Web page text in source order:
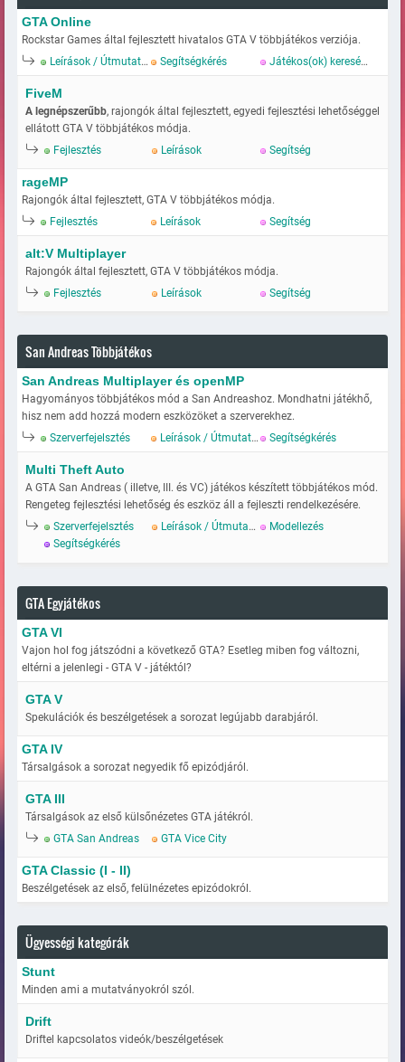
GTA Online
Rockstar Games által fejlesztett hivatalos GTA V többjátékos verziója.
Leírások / Útmutatok
Segítségkérés Játékos(ok) keresése
FiveM
A legnépszerűbb, rajongók által fejlesztett, egyedi fejlesztési lehetőséggel
ellátott GTA V többjátékos módja.
Fejlesztés
Leírások Segítség
rageMP
Rajongók által fejlesztett, GTA V többjátékos módja.
Fejlesztés
Leírások Segítség
alt:V Multiplayer
Rajongók által fejlesztett, GTA V többjátékos módja.
Fejlesztés
Leírások Segítség
San Andreas Többjátékos
San Andreas Multiplayer és openMP
Hagyományos többjátékos mód a San Andreashoz. Mondhatni játékhő,
hisz nem add hozzá modern eszközöket a szerverekhez.
Szerverfejelsztés
Leírások / Útmutatok Segítségkérés
Multi Theft Auto
A GTA San Andreas ( illetve, III. és VC) játékos készített többjátékos mód.
Rengeteg fejlesztési lehetőség és eszköz áll a fejleszti rendelkezésére.
Szerverfejelsztés
Leírások / Útmutatok
Modellezés
Segítségkérés
GTA Egyjátékos
GTA VI
Vajon hol fog játszódni a következő GTA? Esetleg miben fog változni,
eltérni a jelenlegi - GTA V - játéktól?
GTA V
Spekulációk és beszélgetések a sorozat legújabb darabjáról.
GTA IV
Társalgások a sorozat negyedik fő epizódjáról.
GTA III
Társalgások az első külsőnézetes GTA játékról.
GTA San Andreas
GTA Vice City
GTA Classic (I - II)
Beszélgetések az első, felülnézetes epizódokról.
Ügyességi kategórák
Stunt
Minden ami a mutatványokról szól.
Drift
Driftel kapcsolatos videók/beszélgetések